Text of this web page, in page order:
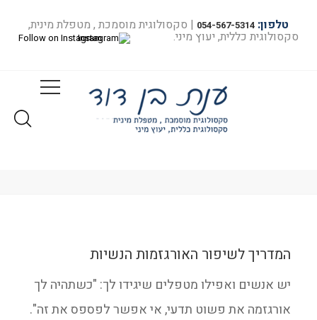
טלפון: 054-567-5314 | סקסולוגית מוסמכת , מטפלת מינית,
סקסולוגית כללית, יעוץ מיני. Follow on Instagram
מאמרים
המדריך לשיפור האורגזמות הנשיות
יש אנשים ואפילו מטפלים שיגידו לך: "כשתהיה לך
אורגזמה את פשוט תדעי, אי אפשר לפספס את זה".